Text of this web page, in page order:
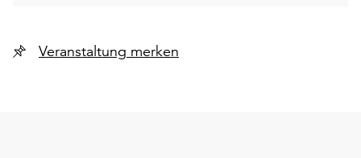
Veranstaltung merken